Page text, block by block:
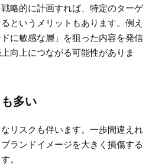
略的に計画すれば、特定のターゲ
というメリットもあります。例え
に敏感な層」を狙った内容を発信
向上につながる可能性がありま
多い
リスクも伴います。一歩間違えれ
ランドイメージを大きく損傷する
。